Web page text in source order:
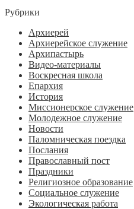
Рубрики
Архиерей
Архиерейское служение
Архипастырь
Видео-материалы
Воскресная школа
Епархия
История
Миссионерское служение
Молодежное служение
Новости
Паломническая поездка
Послания
Православный пост
Праздники
Религиозное образование
Социальное служение
Экологическая работа